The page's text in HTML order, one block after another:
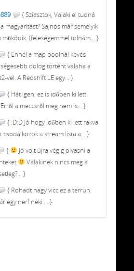
{ Sziasztok, Valaki el tudná
magyarítást? Sajnos már semelyik
működik. (feleségemmel tolnám... }
{ Ennél a map poolnál kevés
dolog történt valaha a
vel. A Redshift LE egy... }
{ Hát igen, ez is időben ki lett
a meccsről meg nem is... }
{ :D:D Jó hogy időben ki lett rakva
csodálkozok a stream lista a... }
{
Jó volt újra végig olvasni a
Valakinek nincs meg a
}
{ Rohadt nagy vicc ez a terrun.
egy nerf neki ... }